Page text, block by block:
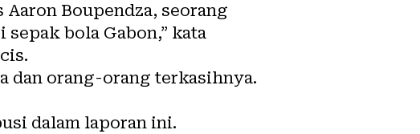
Boupendza, seorang
bola Gabon,” kata
dan orang-orang terkasihnya.
dalam laporan ini.